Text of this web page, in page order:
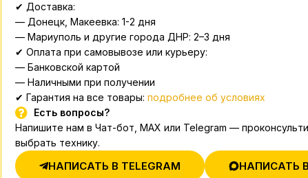
✔ Доставка:
— Донецк, Макеевка: 1-2 дня
— Мариуполь и другие города ДНР: 2–3 дня
✔ Оплата при самовывозе или курьеру:
— Банковской картой
— Наличными при получении
✔ Гарантия на все товары: подробнее об условиях
Есть вопросы?
Напишите нам в Чат-бот, MAX или Telegram —
выбрать технику.
НАПИСАТЬ В TELEGRAM НАПИСАТЬ